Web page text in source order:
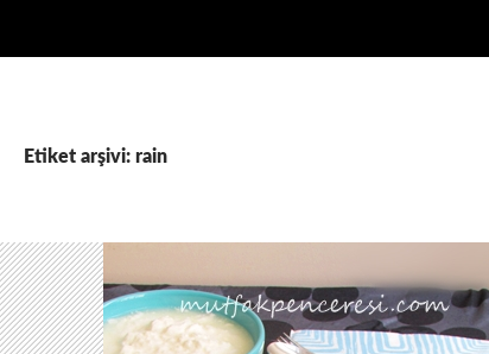
Etiket arşivi: rain